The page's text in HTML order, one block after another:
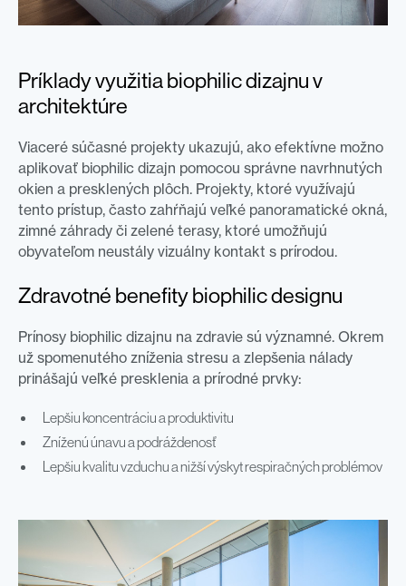
Príklady využitia biophilic dizajnu v
architektúre
Viaceré súčasné projekty ukazujú, ako efektívne možno
aplikovať biophilic dizajn pomocou správne navrhnutých
okien a presklených plôch. Projekty, ktoré využívajú
tento prístup, často zahŕňajú veľké panoramatické okná,
zimné záhrady či zelené terasy, ktoré umožňujú
obyvateľom neustály vizuálny kontakt s prírodou.
Zdravotné benefity biophilic designu
Prínosy biophilic dizajnu na zdravie sú významné. Okrem
už spomenutého zníženia stresu a zlepšenia nálady
prinášajú veľké presklenia a prírodné prvky:
Lepšiu koncentráciu a produktivitu
Zníženú únavu a podráždenosť
Lepšiu kvalitu vzduchu a nižší výskyt respiračných problémov